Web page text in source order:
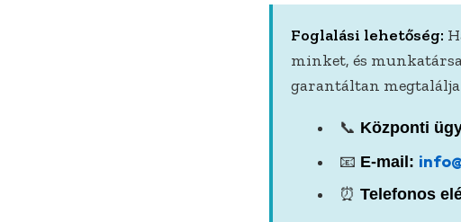
Foglalási lehetőség:
minket, és
garantáltan
📞 Központi
📧 E-mail:
⏰ Telefonos